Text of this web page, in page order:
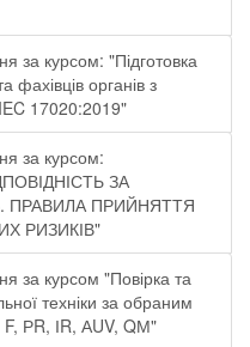
за курсом: "Підготовка
фахівців органів з
17020:2019"
за курсом:
ЗА
ПРАВИЛА ПРИЙНЯТТЯ
РИЗИКІВ"
за курсом "Повірка та
техніки за обраним
РR, ІR, АUV, QМ"